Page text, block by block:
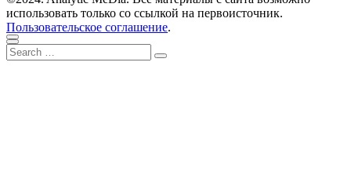
записям
использовать только со ссылкой на первоисточник.
Пользовательское соглашение.
Scroll
to
Close
Search
for:
Search